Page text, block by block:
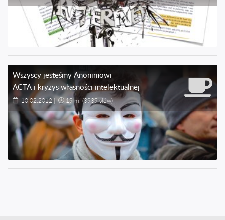
Wszyscy jesteśmy Anonimowi
ACTA i kryzys własności intelektualnej
10.02.2012 | 19 m. (3939 słów)